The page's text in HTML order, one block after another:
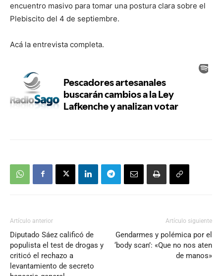
encuentro masivo para tomar una postura clara sobre el
Plebiscito del 4 de septiembre.
Acá la entrevista completa.
Artículo anterior
Diputado Sáez calificó de
populista el test de drogas y
criticó el rechazo a
levantamiento de secreto
Artículo siguiente
Gendarmes y polémica por el
‘body scan’: «Que no nos aten
de manos»